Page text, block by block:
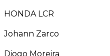
HONDA LCR
Johann Zarco
Diogo Moreira